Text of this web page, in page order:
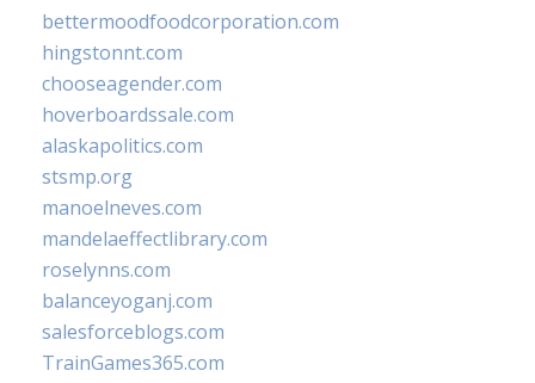
bettermoodfoodcorporation.com
hingstonnt.com
chooseagender.com
hoverboardssale.com
alaskapolitics.com
stsmp.org
manoelneves.com
mandelaeffectlibrary.com
roselynns.com
balanceyoganj.com
salesforceblogs.com
TrainGames365.com